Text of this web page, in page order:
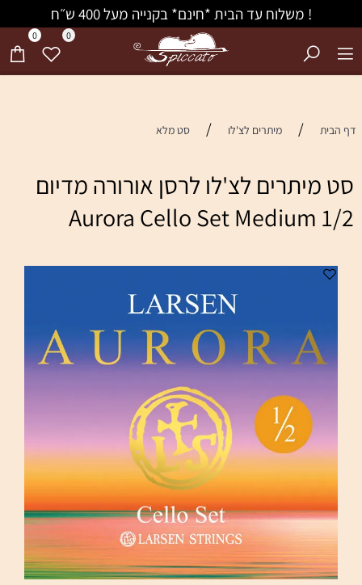
! משלוח עד הבית *חינם* בקנייה מעל 400 ש״ח
0 0
דף הבית / מיתרים לצ'לו / סט מלא
סט מיתרים לצ'לו לרסן אורורה מדיום
1/2 Aurora Cello Set Medium